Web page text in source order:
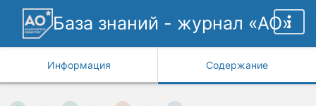
База знаний - журнал «АО»
Информация Содержание